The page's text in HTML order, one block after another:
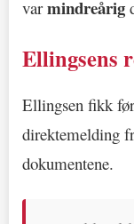
varmindreårig
Ellingsens
Ellingsen fikk
direktemelding
dokumentene.